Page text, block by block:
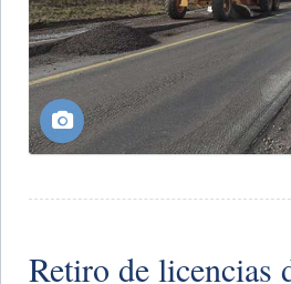
Retiro de licencias